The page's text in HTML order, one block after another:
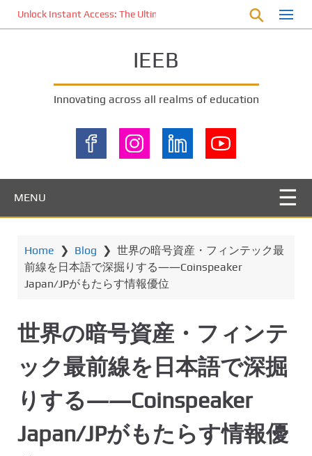
Unlock Instant Access: The Ultimate KOI77 LOGIN Experience for
IEEB
Innovating across all realms of education
MENU
Home ❯ Blog ❯ 世界の暗号資産・フィンテック最
前線を日本語で深掘りする――Coinspeaker
Japan/JPがもたらす情報優位
世界の暗号資産・フィンテ
ック最前線を日本語で深掘
りする――Coinspeaker
Japan/JPがもたらす情報優